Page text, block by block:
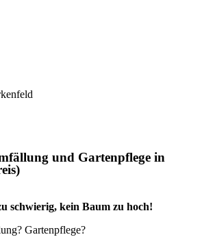
und Gartenpflege in
schwierig, kein Baum zu hoch!
Gartenpflege?